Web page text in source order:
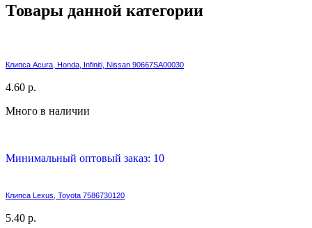
Товары данной категории
Клипса Acura, Honda, Infiniti, Nissan 90667SA00030
4.60 р.
Много в наличии
Минимальный оптовый заказ: 10
Клипса Lexus, Toyota 7586730120
5.40 р.